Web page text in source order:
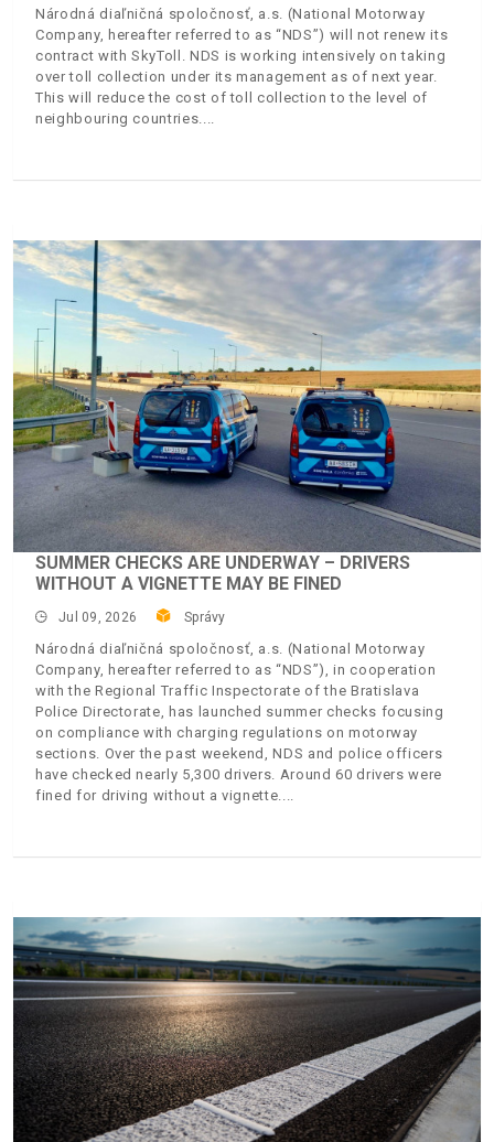
Národná diaľničná spoločnosť, a.s. (National Motorway
Company, hereafter referred to as “NDS”) will not renew its
contract with SkyToll. NDS is working intensively on taking
over toll collection under its management as of next year.
This will reduce the cost of toll collection to the level of
neighbouring countries.
SUMMER CHECKS ARE UNDERWAY – DRIVERS
WITHOUT A VIGNETTE MAY BE FINED
Jul 09, 2026 Správy
Národná diaľničná spoločnosť, a.s. (National Motorway
Company, hereafter referred to as “NDS”), in cooperation
with the Regional Traffic Inspectorate of the Bratislava
Police Directorate, has launched summer checks focusing
on compliance with charging regulations on motorway
sections. Over the past weekend, NDS and police officers
have checked nearly 5,300 drivers. Around 60 drivers were
fined for driving without a vignette.